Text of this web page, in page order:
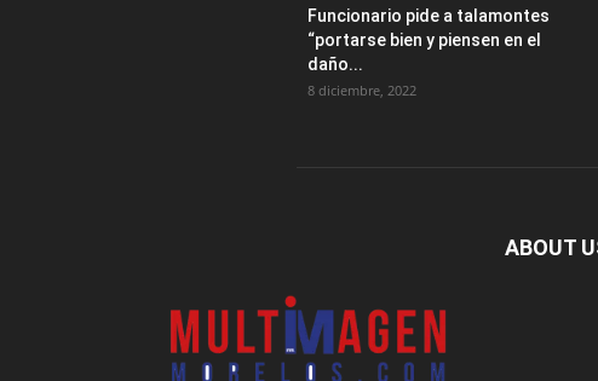
Funcionario pide a talamontes
“portarse bien y piensen en el
daño...
8 diciembre, 2022
ABOUT